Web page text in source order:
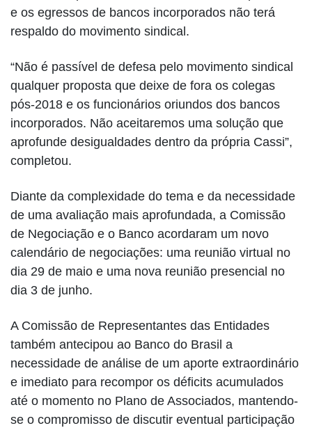
e os egressos de bancos incorporados não terá
respaldo do movimento sindical.
“Não é passível de defesa pelo movimento sindical
qualquer proposta que deixe de fora os colegas
pós-2018 e os funcionários oriundos dos bancos
incorporados. Não aceitaremos uma solução que
aprofunde desigualdades dentro da própria Cassi”,
completou.
Diante da complexidade do tema e da necessidade
de uma avaliação mais aprofundada, a Comissão
de Negociação e o Banco acordaram um novo
calendário de negociações: uma reunião virtual no
dia 29 de maio e uma nova reunião presencial no
dia 3 de junho.
A Comissão de Representantes das Entidades
também antecipou ao Banco do Brasil a
necessidade de análise de um aporte extraordinário
e imediato para recompor os déficits acumulados
até o momento no Plano de Associados, mantendo-
se o compromisso de discutir eventual participação